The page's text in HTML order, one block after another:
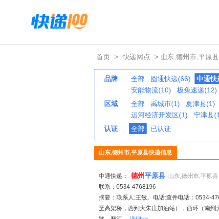
首页 > 快递网点 > 山东,德州市,平原县
品牌 全部 圆通快递(66) 中通快
安能物流(10)
极兔速递(12)
区域
全部 禹城市(1) 夏津县(1)
运河经济开发区(1)
宁津县
认证
全部 已认证
山东,德州市,平原县快递信息
中通快递： 德州平原县 山东,德州市,平原县
联系：0534-4768196
摘要：联系人:王敏。电话:查件电话：0534-
至高架桥，西到大朱庄加油站），西环（南